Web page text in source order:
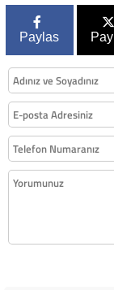
Paylas